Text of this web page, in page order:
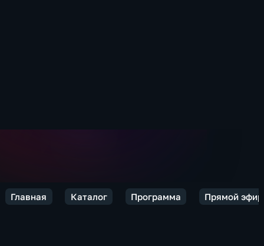
Главная Каталог Программа Прямой эфир